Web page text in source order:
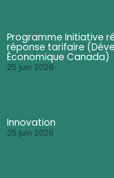
Programme Initiative
réponse tarifaire
Économique Canada)
25 juin 2026
Innovation
25 juin 2026